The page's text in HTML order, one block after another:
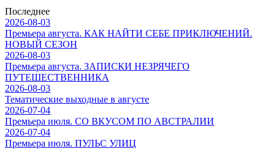
Последнее
2026-08-03
Премьера августа. КАК НАЙТИ СЕБЕ ПРИКЛЮЧЕНИЙ.
НОВЫЙ СЕЗОН
2026-08-03
Премьера августа. ЗАПИСКИ НЕЗРЯЧЕГО
ПУТЕШЕСТВЕННИКА
2026-08-03
Тематические выходные в августе
2026-07-04
Премьера июля. СО ВКУСОМ ПО АВСТРАЛИИ
2026-07-04
Премьера июля. ПУЛЬС УЛИЦ